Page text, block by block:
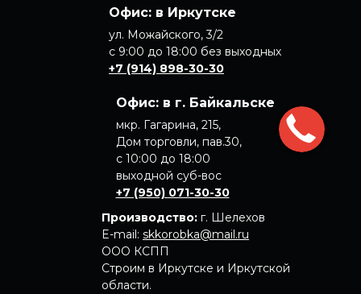
Офис: в Иркутске
ул. Можайского, 3/2
с 9:00 до 18:00 без выходных
+7 (914) 898-30-30
Офис: в г. Байкальске
мкр. Гагарина, 215,
Дом торговли, пав.30,
с 10:00 до 18:00
выходной суб-вос
+7 (950) 071-30-30
Производство: г. Шелехов
E-mail: skkorobka@mail.ru
ООО КСПП
Строим в Иркутске и Иркутской
области.